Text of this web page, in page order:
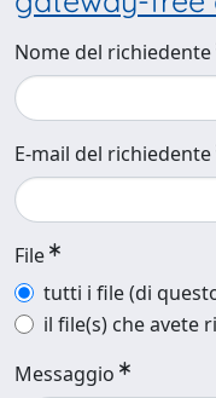
Nome del richiedente
E-mail del richiedente
File
tutti i file (di
il file(s) che avete
Messaggio